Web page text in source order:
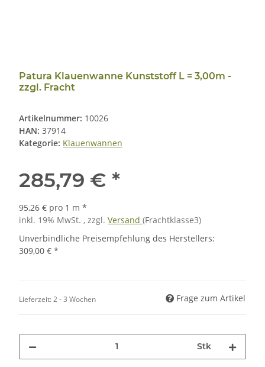
Patura Klauenwanne Kunststoff L = 3,00m -
zzgl. Fracht
Artikelnummer: 10026
HAN: 37914
Kategorie: Klauenwannen
285,79 € *
95,26 € pro 1 m *
inkl. 19% MwSt. , zzgl. Versand (Frachtklasse3)
Unverbindliche Preisempfehlung des Herstellers:
309,00 € *
Lieferzeit:2 - 3 Wochen Frage zum Artikel
Stk